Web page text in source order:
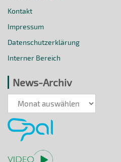
Kontakt
Impressum
Datenschutzerklärung
Interner Bereich
News-Archiv
News-
Archiv